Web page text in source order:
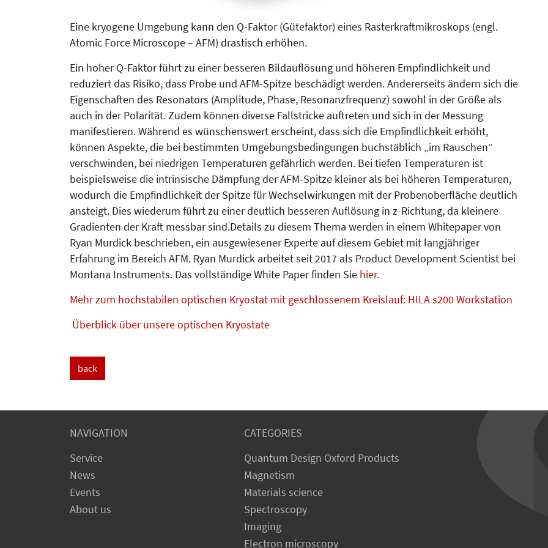
Eine kryogene Umgebung kann den Q-Faktor (Gütefaktor) eines Raster­kraftmikroskops (engl.
Atomic Force Micro­scope – AFM) drastisch erhöhen.
Ein hoher Q-Faktor führt zu einer besseren Bildauflösung und höheren Emp­findlichkeit und
reduziert das Risiko, dass Probe und AFM-Spitze beschädigt werden. Andererseits ändern sich die
Eigenschaften des Resonators (Amplitude, Phase, Resonanzfrequenz) sowohl in der Größe als
auch in der Polarität. Zudem können diverse Fallstricke auftreten und sich in der Messung
manifestieren. Während es wünschenswert erscheint, dass sich die Empfindlichkeit erhöht,
können Aspekte, die bei bestimmten Umgebungsbedingungen buchstäblich „im Rauschen“
verschwinden, bei niedrigen Temperaturen gefährlich werden. Bei tiefen Temperaturen ist
beispielsweise die intrinsische Dämpfung der AFM-Spitze kleiner als bei höheren Temperaturen,
wodurch die Empfindlichkeit der Spitze für Wechselwirkungen mit der Probenoberfläche deutlich
ansteigt. Dies wiederum führt zu einer deutlich besseren Auflösung in z-Richtung, da kleinere
Gradienten der Kraft messbar sind.Details zu diesem Thema werden in einem Whitepaper von
Ryan Murdick beschrieben, ein ausgewiesener Experte auf diesem Gebiet mit langjähriger
Erfahrung im Bereich AFM. Ryan Murdick arbeitet seit 2017 als Product Development Scientist bei
Montana Instruments. Das vollständige White Paper finden Sie hier.
Mehr zum hochstabilen optischen Kryostat mit geschlossenem Kreislauf: HILA s200 Workstation
Überblick über unsere optischen Kryostate
back
NAVIGATION
Service
News
Events
About us
CATEGORIES
Quantum Design Oxford Products
Magnetism
Materials science
Spectroscopy
Imaging
Electron microscopy